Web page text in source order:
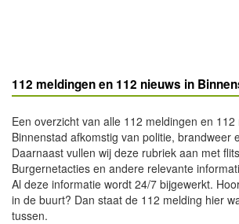
112 meldingen en 112 nieuws in
Een overzicht van alle 112 meldingen en 112
Binnenstad afkomstig van politie, brandweer
Daarnaast vullen wij deze rubriek aan met
Burgernetacties en andere relevante
Al deze informatie wordt 24/7 bijgewerkt.
in de buurt? Dan staat de 112 melding hier
tussen.